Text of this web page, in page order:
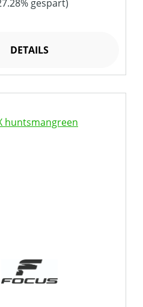
gespart)
DETAILS